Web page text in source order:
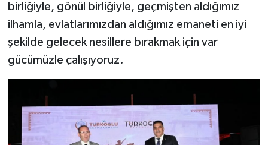
birliğiyle, gönül birliğiyle, geçmişten aldığımız
ilhamla, evlatlarımızdan aldığımız emaneti en iyi
şekilde gelecek nesillere bırakmak için var
gücümüzle çalışıyoruz.